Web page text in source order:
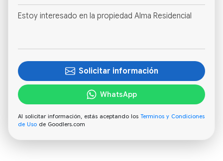
Solicitar información
WhatsApp
Al solicitar información, estás aceptando los Terminos y Condiciones
de Uso de Goodlers.com